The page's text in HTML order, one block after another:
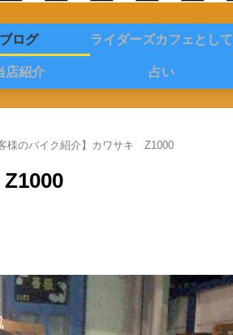
ブログ ライダーズカフェとして
店紹介 占い
客様のバイク紹介】カワサキ Z1000